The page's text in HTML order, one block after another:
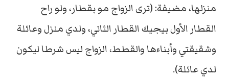
منزلها، مضيفة: (ترى الزواج مو بقطار، ولو راح
القطار الأول بيجيك القطار الثاني، ولدي منزل وعائلة
وشقيقتي وأبناءها والقطط، الزواج ليس شرطا ليكون
لدي عائلة).